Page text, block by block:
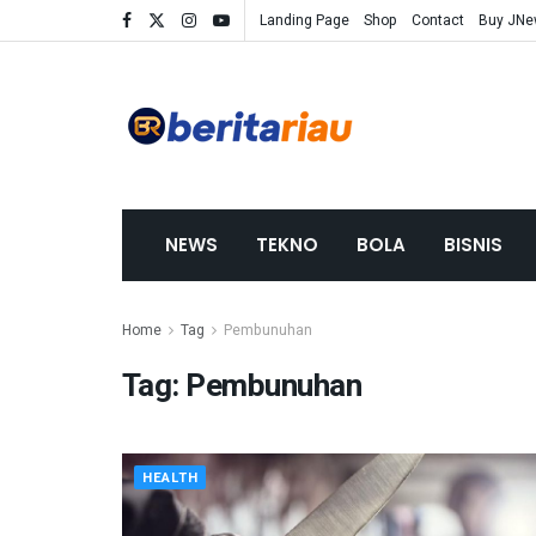
Landing Page Shop Contact Buy
NEWS TEKNO BOLA BISNIS
Home Tag Pembunuhan
Tag: Pembunuhan
HEALTH